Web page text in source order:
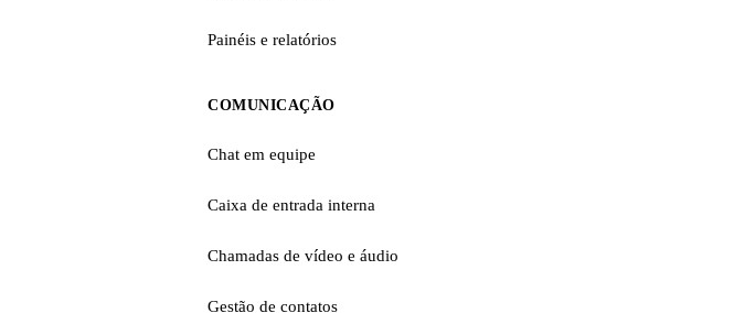
Painéis e relatórios
COMUNICAÇÃO
Chat em equipe
Caixa de entrada interna
Chamadas de vídeo e áudio
Gestão de contatos